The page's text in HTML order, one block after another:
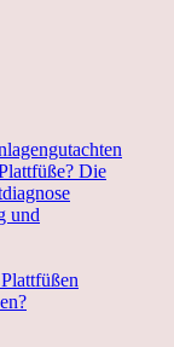
Die
und